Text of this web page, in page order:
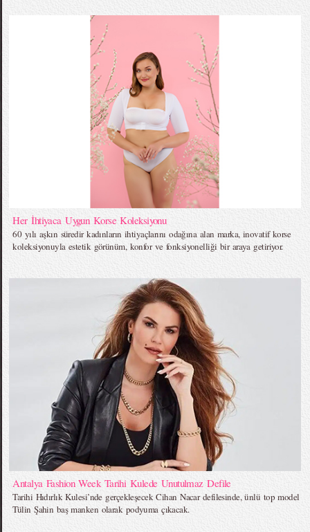
Her İhtiyaca Uygun Korse Koleksiyonu
60 yılı aşkın süredir kadınların ihtiyaçlarını odağına alan marka, inovatif korse
koleksiyonuyla estetik görünüm, konfor ve fonksiyonelliği bir araya getiriyor.
Antalya Fashion Week Tarihi Kulede Unutulmaz Defile
Tarihi Hıdırlık Kulesi’nde gerçekleşecek Cihan Nacar defilesinde, ünlü top model
Tülin Şahin baş manken olarak podyuma çıkacak.